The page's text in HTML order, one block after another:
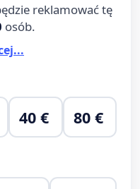
reklamować tę
osób.
40 € 80 €